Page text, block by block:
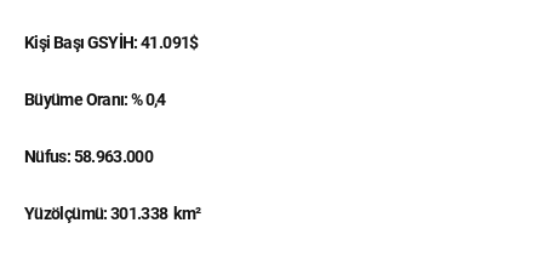
Kişi Başı GSYİH: 41.091$
Büyüme Oranı: %0,4
Nüfus: 58.963.000
Yüzölçümü: 301.338 km²